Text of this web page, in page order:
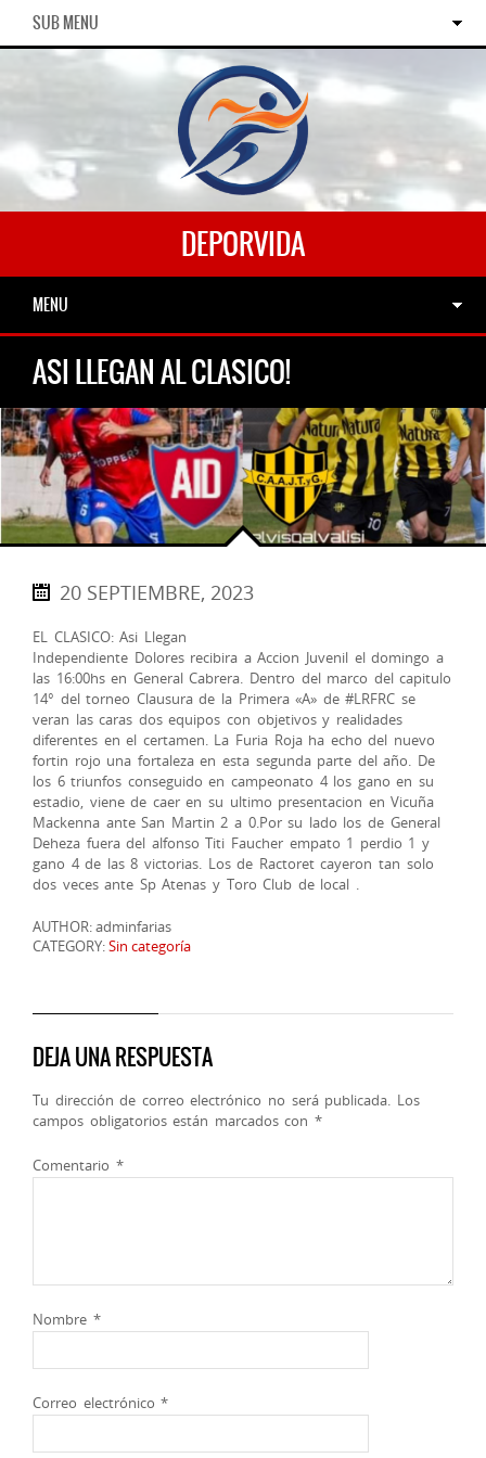
SUB MENU
DEPORVIDA
MENU
ASI LLEGAN AL CLASICO!
20 SEPTIEMBRE, 2023
EL CLASICO: Asi Llegan
Independiente Dolores recibira a Accion Juvenil el domingo a
las 16:00hs en General Cabrera. Dentro del marco del capitulo
14° del torneo Clausura de la Primera «A» de #LRFRC se
veran las caras dos equipos con objetivos y realidades
diferentes en el certamen. La Furia Roja ha echo del nuevo
fortin rojo una fortaleza en esta segunda parte del año. De
los 6 triunfos conseguido en campeonato 4 los gano en su
estadio, viene de caer en su ultimo presentacion en Vicuña
Mackenna ante San Martin 2 a 0.Por su lado los de General
Deheza fuera del alfonso Titi Faucher empato 1 perdio 1 y
gano 4 de las 8 victorias. Los de Ractoret cayeron tan solo
dos veces ante Sp Atenas y Toro Club de local .
AUTHOR: adminfarias
CATEGORY:Sin categoría
DEJA UNA RESPUESTA
Tu dirección de correo electrónico no será publicada. Los
campos obligatorios están marcados con *
Comentario *
Nombre *
Correo electrónico*